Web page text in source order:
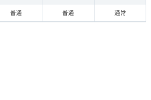
普通 普通 通常